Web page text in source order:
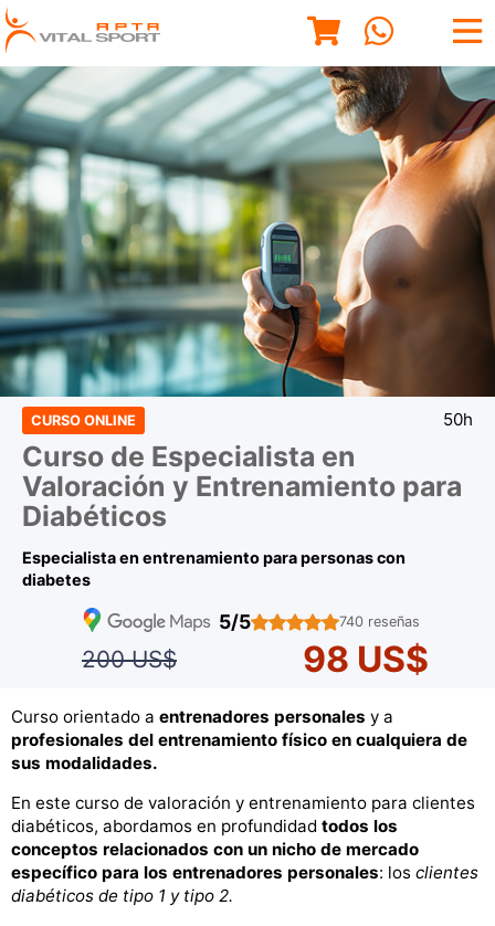
CURSO ONLINE 50h
Curso de Especialista en
Valoración y Entrenamiento para
Diabéticos
Especialista en entrenamiento para personas con
diabetes
5/5 740 reseñas
200 US$ 98 US$
Curso orientado a entrenadores personales y a
profesionales del entrenamiento físico en cualquiera de
sus modalidades.
En este curso de valoración y entrenamiento para clientes
diabéticos, abordamos en profundidad todos los
conceptos relacionados con un nicho de mercado
específico para los entrenadores personales: los clientes
diabéticos de tipo 1 y tipo 2.